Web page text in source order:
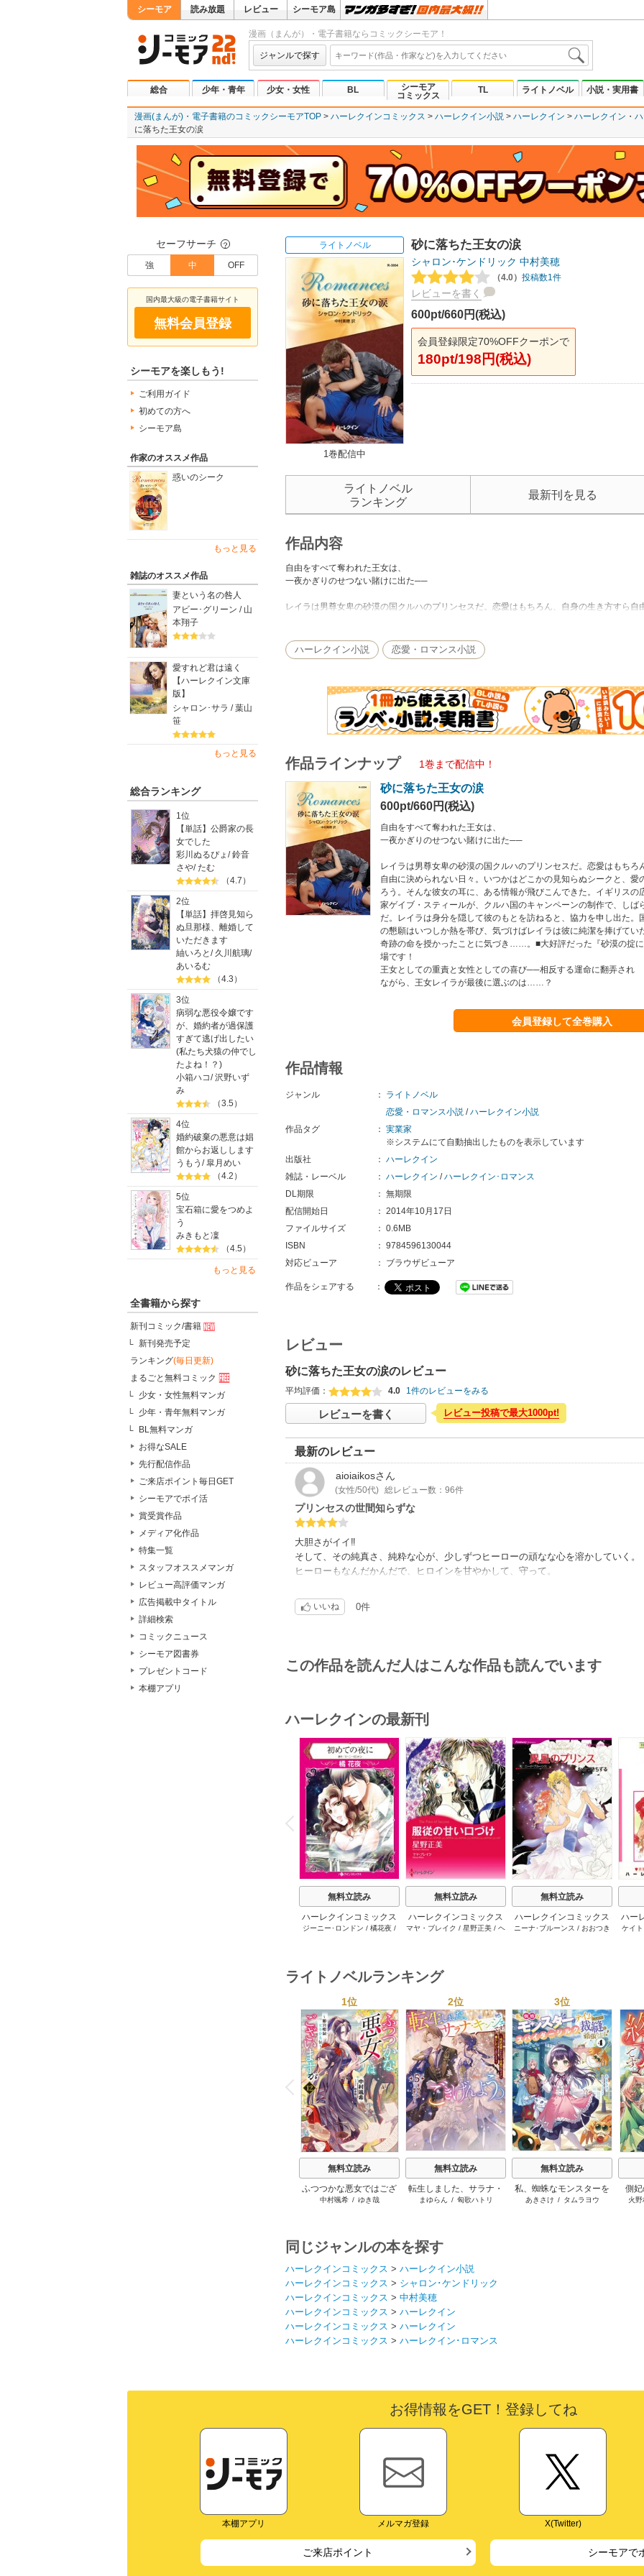
シーモア 読み放題 レビュー シーモア島
漫画（まんが）・電子書籍ならコミックシーモア！
ジャンルで探す
総合 少年・青年 少女・女性 BL
シーモア
コミックス
TL ライトノベル 小説・実用書
漫画(まんが)・電子書籍のコミックシーモアTOP ハーレクインコミックス ハーレクイン小説 ハーレクイン ハーレクイン
に落ちた王女の涙
セーフサーチ ？
強 中 OFF
国内最大級の電子書籍サイト
無料会員登録
シーモアを楽しもう!
ご利用ガイド
初めての方へ
シーモア島
作家のオススメ作品
惑いのシーク
もっと見る
雑誌のオススメ作品
妻という名の咎人
アビー･グリーン / 山
本翔子
愛すれど君は遠く
【ハーレクイン文庫
版】
シャロン･サラ / 葉山
笹
もっと見る
総合ランキング
1位
【単話】公爵家の長
女でした
彩川ぬるぴょ /鈴音
さや/たむ
（4.7）
2位
【単話】拝啓見知ら
ぬ旦那様、離婚して
いただきます
紬いろと / 久川航璃/
あいるむ
（4.3）
3位
病弱な悪役令嬢です
が、婚約者が過保護
すぎて逃げ出したい
(私たち犬猿の仲でし
たよね！？)
小箱ハコ/沢野いず
み
（3.5）
4位
婚約破棄の悪意は娼
館からお返しします
うもう /皐月めい
（4.2）
5位
宝石箱に愛をつめよ
う
みきもと凜
（4.5）
もっと見る
全書籍から探す
新刊コミック/書籍
新刊発売予定
ランキング(毎日更新)
まるごと無料コミック
少女・女性無料マンガ
少年・青年無料マンガ
BL無料マンガ
お得なSALE
先行配信作品
ご来店ポイント毎日GET
シーモアでポイ活
賞受賞作品
メディア化作品
特集一覧
スタッフオススメマンガ
レビュー高評価マンガ
広告掲載中タイトル
詳細検索
コミックニュース
シーモア図書券
プレゼントコード
本棚アプリ
ライトノベル
1巻配信中
砂に落ちた王女の涙
シャロン･ケンドリック 中村美穂
（4.0） 投稿数1件
レビューを書く
600pt/660円(税込)
会員登録限定70%OFFクーポンで
180pt/198円(税込)
ライトノベル
ランキング
最新刊を見る
作品内容
自由をすべて奪われた王女は、
一夜かぎりのせつない賭けに出た──
レイラは男尊女卑の砂漠の国クルハのプリンセスだ。恋愛はもちろん、自身の生き方すら
シークと、愛のない結婚をするのだろう。そんな彼女の耳に、ある情報が飛びこんできた
へ出るための必死の懇願はいつしか熱を帯び、気づけばレイラは彼に純潔を捧げていた。数
き……。■大好評だった『砂漠の掟に背いて』の関連作の登場です！
ながら、王女レイラが最後に選ぶのは……？
ハーレクイン小説 恋愛・ロマンス小説
作品ラインナップ 1巻まで配信中！
砂に落ちた王女の涙
600pt/660円(税込)
自由をすべて奪われた王女は、
一夜かぎりのせつない賭けに出た──
レイラは男尊女卑の砂漠の国クルハのプリンセスだ。恋愛はもちろ
自由に決められない日々。いつかはどこかの見知らぬシークと、愛
ろう。そんな彼女の耳に、ある情報が飛びこんできた。イギリスの
家ゲイブ・スティールが、クルハ国のキャンペーンの制作で、しば
だ。レイラは身分を隠して彼のもとを訪ねると、協力を申し出た。
の懇願はいつしか熱を帯び、気づけばレイラは彼に純潔を捧げてい
奇跡の命を授かったことに気づき……。■大好評だった『砂漠の掟
場です！
王女としての重責と女性としての喜び──相反する運命に翻弄され
ながら、王女レイラが最後に選ぶのは……？
会員登録して全巻購入
作品情報
ジャンル ：
ライトノベル
恋愛・ロマンス小説 /ハーレクイン小説
作品タグ
： 実業家
※システムにて自動抽出したものを表示しています
出版社
： ハーレクイン
雑誌・レーベル
： ハーレクイン /ハーレクイン･ロマンス
DL期限
： 無期限
配信開始日
： 2014年10月17日
ファイルサイズ
： 0.6MB
ISBN
： 9784596130044
対応ビューア
： ブラウザビューア
作品をシェアする ：
レビュー
砂に落ちた王女の涙のレビュー
平均評価： 4.0 1件のレビューをみる
レビューを書く レビュー投稿で最大1000pt!
最新のレビュー
aioiaikosさん
(女性/50代) 総レビュー数：96件
プリンセスの世間知らずな
大胆さがイイ‼️
そして、その純真さ、純粋な心が、少しずつヒーローの頑なな心を溶かしていく。
ヒーローもなんだかんだで、ヒロインを甘やかして、守って。
家事が全くできず、片付けられないヒロインと、なんでもできちゃうヒーローと
きな作品の一つとなりました。
いいね 0件
この作品を読んだ人はこんな作品も読んでいます
ハーレクインの最新刊
P
r
e
i
o
u
s
無料立読み
ハーレクインコミックス
セット 2026年 vol.1064
ジーニー･ロンドン / 橘花夜 /
無料立読み
ハーレクインコミックス
セット 2026年 vol.1002
マヤ・ブレイク / 星野正美 / ヘ
無料立読み
ハーレクインコミックス
セット 2026年 vol.1063
ニーナ･ブルーンス / おおつき
ハー
セッ
ケイ
ライトノベルランキング
P
r
e
v
i
o
u
s
1位
無料立読み
ふつつかな悪女ではござ
いますが
中村颯希/ ゆき哉
2位
無料立読み
転生しました、サラナ・
キンジェです。ごきげん
まゆらん / 匈歌ハトリ
3位
無料立読み
私、蜘蛛なモンスターを
テイムしたので、スパイ
あきさけ / タムラヨウ
側
火野
同じジャンルの本を探す
ハーレクインコミックス > ハーレクイン小説
ハーレクインコミックス > シャロン･ケンドリック
ハーレクインコミックス > 中村美穂
ハーレクインコミックス > ハーレクイン
ハーレクインコミックス > ハーレクイン
ハーレクインコミックス > ハーレクイン･ロマンス
お得情報をGET！登録してね
本棚アプリ メルマガ登録 X(Twitter)
ご来店ポイント シーモアで